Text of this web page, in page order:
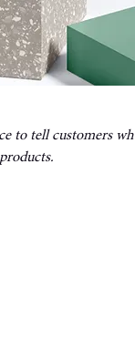
to tell customers